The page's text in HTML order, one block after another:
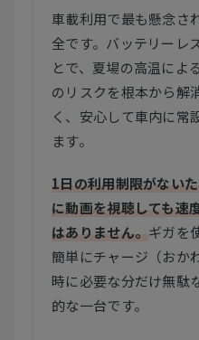
車載利用で最も懸念さ
全です。バッテリーレ
とで、夏場の高温によ
のリスクを根本から解
く、安心して車内に常
ます。
1日の利用制限がない
に動画を視聴しても速
はありません。 ギガを
簡単にチャージ（おか
時に必要な分だけ無駄
的な一台です。